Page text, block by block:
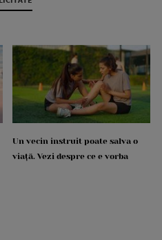
Un vecin instruit poate salva o
viață. Vezi despre ce e vorba